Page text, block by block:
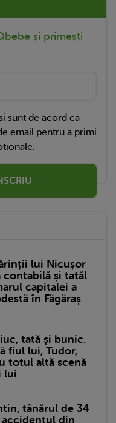
și primești
sunt de acord ca
email pentru a primi
lui Nicușor
contabilă și tatăl
capitalei a
în Făgăraș
tată și bunic.
fiul lui, Tudor,
totul altă scenă
lui
tânărul de 34
din